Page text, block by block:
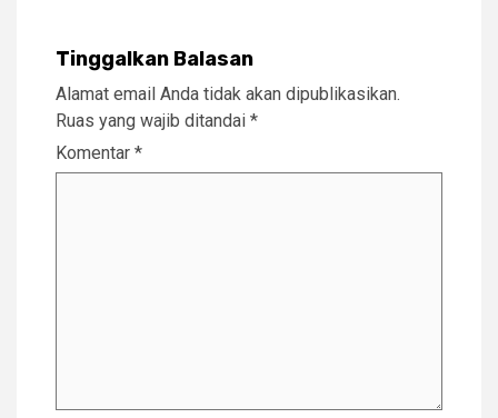
Tinggalkan Balasan
Alamat email Anda tidak akan dipublikasikan.
Ruas yang wajib ditandai *
Komentar *